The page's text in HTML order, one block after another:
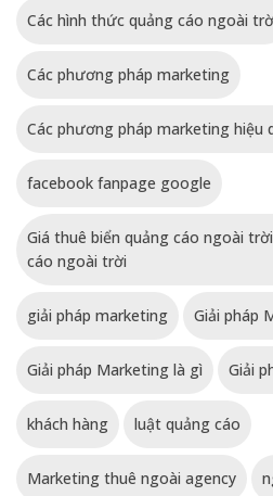
Các hình thức quảng cáo ngoài
Các phương pháp marketing
Các phương pháp marketing hiệu
facebook fanpage google
Giá thuê biển quảng cáo ngoài
cáo ngoài trời
giải pháp marketing Giải pháp
Giải pháp Marketing là gì Giải
khách hàng luật quảng cáo
Marketing thuê ngoài agency